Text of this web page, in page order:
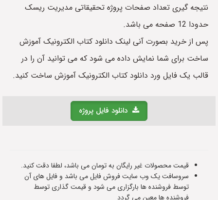
نتیجه گیری تعداد صفحات پروژه تحقیقاتی مدیریت ریسک
حدودا 12 صفحه می باشد.
پس از خرید بصورت آنی لینک دانلود کتاب الکترونیک آموزش
ساخت برای شما نمایش داده می شود که می توانید آن را در
قالب یک فایل ورد دانلود کتاب الکترونیک آموزش ساخت کنید.
دانلود فایل پروژه
قیمت محصولات غیر رایگان به تومان می باشد، لطفا دقت کنید.
سروسافت یک وب سایت فروش فایل می باشد و فایل های آن
توسط فروشنده ها بارگزاری می شود و قیمت گذاری توسط
فروشنده ها معین می گردد